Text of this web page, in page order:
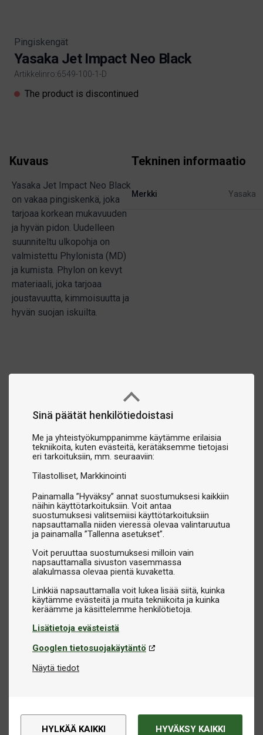
Sinä päätät henkilötiedoistasi
Me ja yhteistyökumppanimme käytämme erilaisia
tekniikoita, kuten evästeitä, kerätäksemme tietojasi
eri tarkoituksiin, mm. seuraaviin:
Tilastolliset Markkinointi
Painamalla ”Hyväksy” annat suostumuksesi kaikkiin
näihin käyttötarkoituksiin. Voit antaa
suostumuksesi valitsemiisi käyttötarkoituksiin
napsauttamalla niiden vieressä olevaa valintaruutua
ja painamalla ”Tallenna asetukset”.
Voit peruuttaa suostumuksesi milloin vain
napsauttamalla sivuston vasemmassa
alakulmassa olevaa pientä kuvaketta.
Linkkiä napsauttamalla voit lukea lisää siitä, kuinka
käytämme evästeitä ja muita tekniikoita ja kuinka
Lisätietoja evästeistä
Googlen tietosuojakäytäntö
Näytä tiedot
HYLKÄÄ KAIKKI HYVÄKSY KAIKKI
Pingiskengät
Yasaka Jet Impact Neo Black
Artikkelinro:6549-100-1-D
Product information
The product is discontinued
Kuvaus
Yasaka Jet Impact Neo Black
on vakaa pingiskenkä, joka
tarjoaa korkean mukavuuden
ja hyvän pidon. Uudelleen
suunniteltu ulkopohja on
valmistettu Phylonista (MD)
ja kumista. Phylon on kevyt
materiaali, joka tarjoaa
joustavuutta, kimmoisuutta ja
hyvän suojan iskuilta.
Tekninen informaatio
Merkki Yasaka